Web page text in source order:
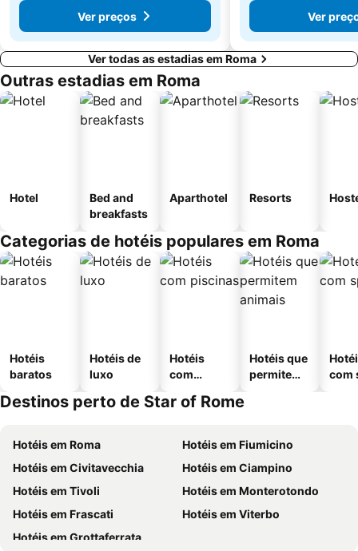
Ver preços
Ver
Ver todas as estadias em Roma
Outras estadias em Roma
Hotel
Bed and
breakfasts
Aparthotel Resorts
Categorias de hotéis populares em Roma
Hotéis
baratos
Hotéis de
luxo
Hotéis
com
Hotéis que
permitem
com
Destinos perto de Star of Rome
Hotéis em Roma
Hotéis em Fiumicino
Hotéis em Civitavecchia
Hotéis em Ciampino
Hotéis em Tivoli
Hotéis em Monterotondo
Hotéis em Frascati
Hotéis em Viterbo
Hotéis em Grottaferrata